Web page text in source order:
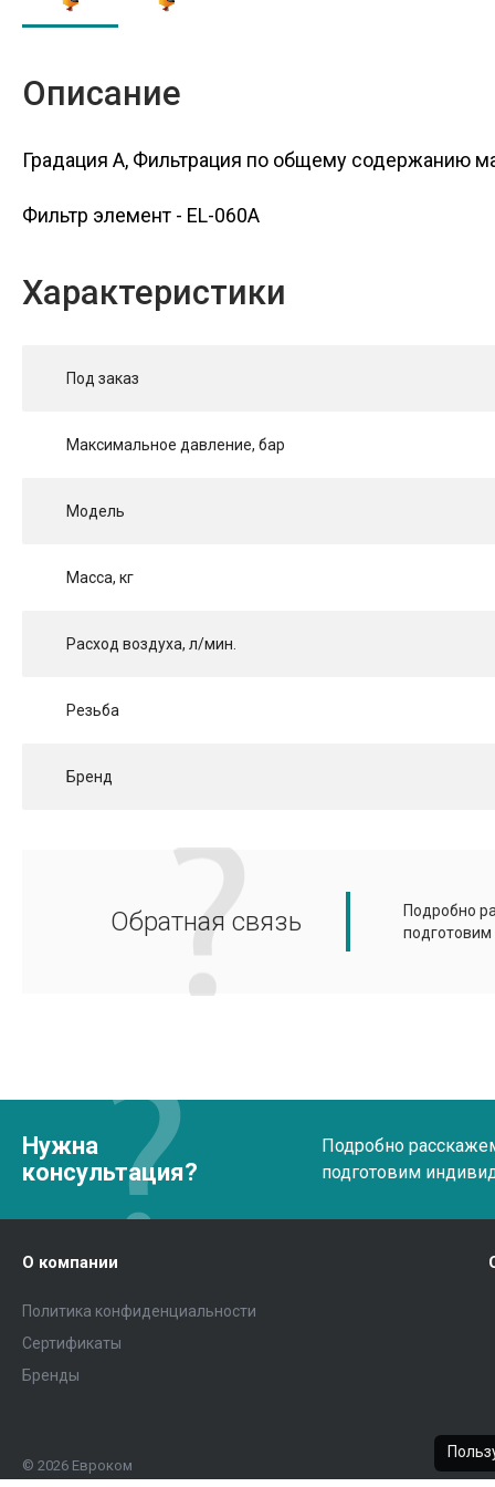
Описание
Градация A, Фильтрация по общему содержанию
Фильтр элемент - EL-060A
Характеристики
Под заказ
Максимальное давление, бар
Модель
Масса, кг
Расход воздуха, л/мин.
Резьба
Бренд
Обратная связь
Подробно
Нужна
консультация?
Подробно
подготовим
О компании
Политика конфиденциальности
Сертификаты
Бренды
© 2026 Евроком